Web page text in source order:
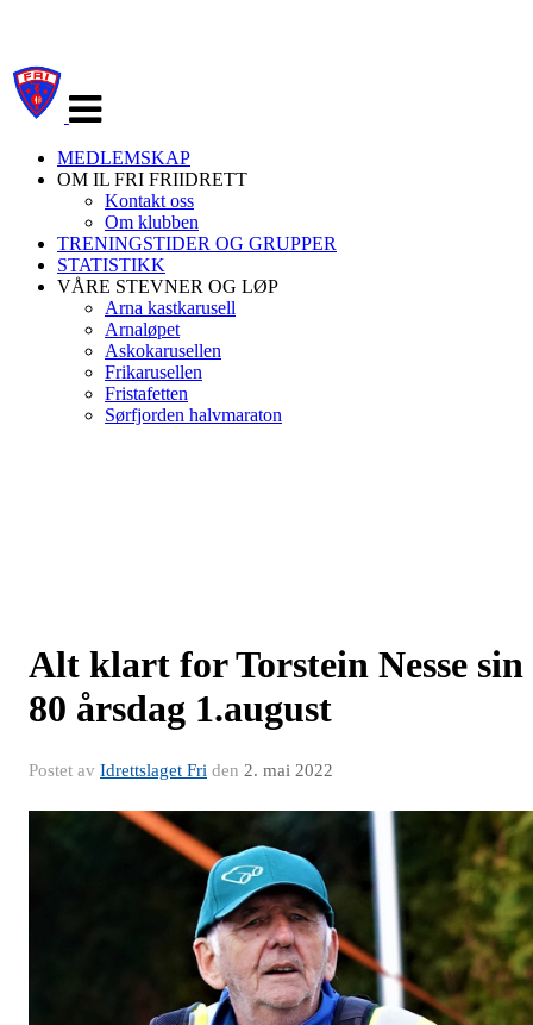
navigasjon
MEDLEMSKAP
OM IL FRI FRIIDRETT
Kontakt oss
Om klubben
TRENINGSTIDER OG GRUPPER
STATISTIKK
VÅRE STEVNER OG LØP
Arna kastkarusell
Arnaløpet
Askokarusellen
Frikarusellen
Fristafetten
Sørfjorden halvmaraton
Alt klart for Torstein Nesse sin
80 årsdag 1.august
Postet av Idrettslaget Fri den 2. mai 2022